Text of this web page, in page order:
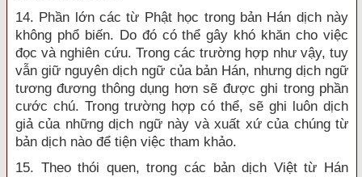
14. Phần lớn các từ Phật học trong bản Hán dịch này
không phổ biến. Do đó có thể gây khó khăn cho việc
đọc và nghiên cứu. Trong các trường hợp như vậy, tuy
vẫn giữ nguyên dịch ngữ của bản Hán, nhưng dịch ngữ
tương đương thông dụng hơn sẽ được ghi trong phần
cước chú. Trong trường hợp có thể, sẽ ghi luôn dịch
giả của những dịch ngữ này và xuất xứ của chúng từ
bản dịch nào để tiện việc tham khảo.
15. Theo thói quen, trong các bản dịch Việt từ Hán